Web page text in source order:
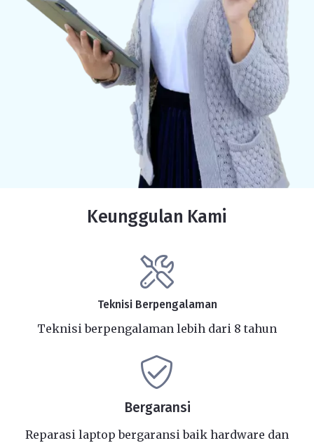
Keunggulan Kami
Teknisi Berpengalaman
Teknisi berpengalaman lebih dari 8 tahun
Bergaransi
Reparasi laptop bergaransi baik hardware dan